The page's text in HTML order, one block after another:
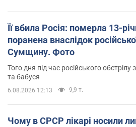
Її вбила Росія: померла 13-
поранена внаслідок
Сумщину. Фото
Того дня під час російського обстрілу
та бабуся
6.08.2026 12:13 9,9 т.
Чому в СРСР лікарі носили